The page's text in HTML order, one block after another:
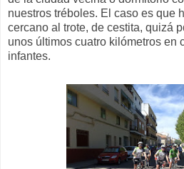
nuestros tréboles. El caso es que
cercano al trote, de cestita, quizá
unos últimos cuatro kilómetros en
infantes.